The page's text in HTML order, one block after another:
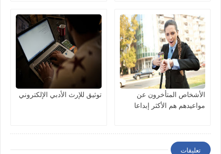
الأشخاص المتأخرون عن
مواعيدهم هم الأكثر إبداعا
توثيق للإرث الأدبي الإلكتروني
تعليقات